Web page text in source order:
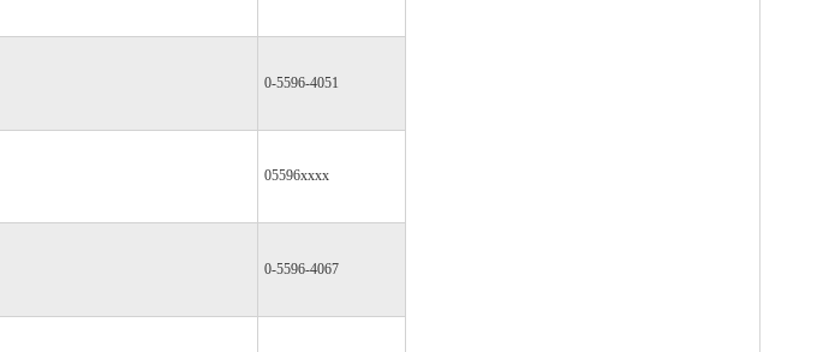
0-5596-4051
05596xxxx
0-5596-4067